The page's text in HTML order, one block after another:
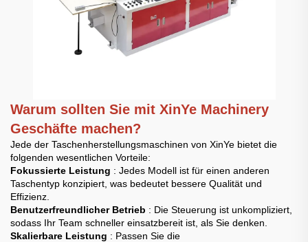
Warum sollten Sie mit XinYe Machinery
Geschäfte machen?
Jede der Taschenherstellungsmaschinen von XinYe bietet die
folgenden wesentlichen Vorteile:
Fokussierte Leistung : Jedes Modell ist für einen anderen
Taschentyp konzipiert, was bedeutet bessere Qualität und
Effizienz.
Benutzerfreundlicher Betrieb : Die Steuerung ist unkompliziert,
sodass Ihr Team schneller einsatzbereit ist, als Sie denken.
Skalierbare Leistung : Passen Sie die